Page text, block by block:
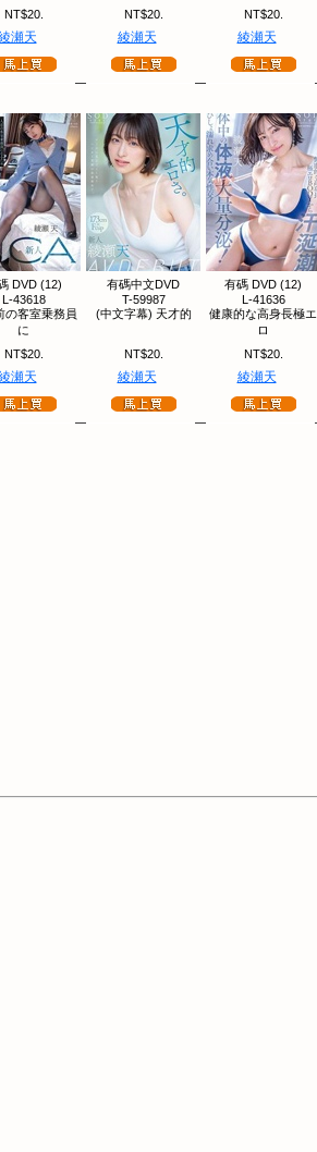
NT$20.
瀬天
NT$20.
綾瀬天
NT$20.
綾瀬天
DVD (12)
L-43618
の客室乗務員
に
NT$20.
瀬天
有碼中文DVD
T-59987
(中文字幕) 天才的
NT$20.
綾瀬天
有碼 DVD (12)
L-41636
健康的な高身長極エ
ロ
NT$20.
綾瀬天